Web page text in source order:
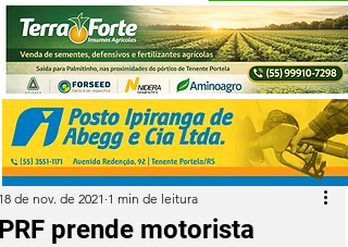
prende motorista
de nov. de 2021 1 min de leitura